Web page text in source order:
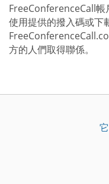
FreeConferenceCall帳
使用提供的撥入碼或
方的人們取得聯係。